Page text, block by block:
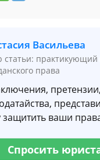
Васильева
статьи:
права
защитить ваши
Спросить